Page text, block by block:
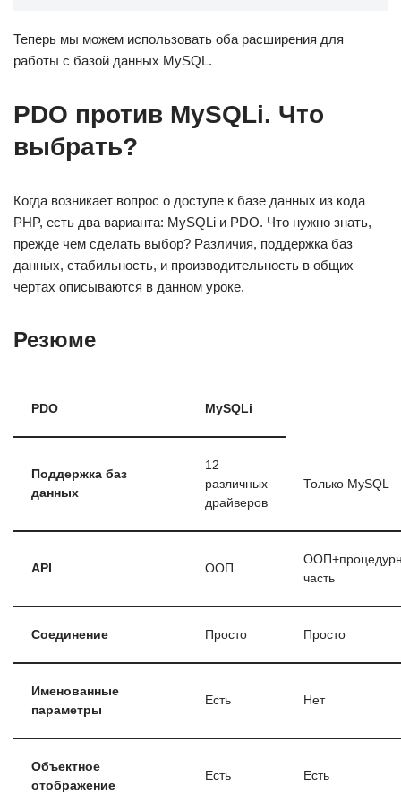
Теперь мы можем использовать оба расширения для
работы с базой данных MySQL.
PDO против MySQLi. Что
выбрать?
Когда возникает вопрос о доступе к базе данных из кода
PHP, есть два варианта: MySQLi и PDO. Что нужно знать,
прежде чем сделать выбор? Различия, поддержка баз
данных, стабильность, и производительность в общих
чертах описываются в данном уроке.
Резюме
PDO MySQLi
Поддержка баз
данных
12
различных
драйверов
Только MySQL
API ООП
часть
Соединение Просто Просто
Именованные
параметры
Есть Нет
Объектное
отображение
Есть Есть